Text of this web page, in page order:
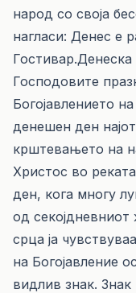
народ со своја
нагласи: Денес е
Господовите
Богојавлението
денешен ден
крштевањето на
Христос во
ден, кога многу
од
срца ја
на Богојавление
видлив знак.